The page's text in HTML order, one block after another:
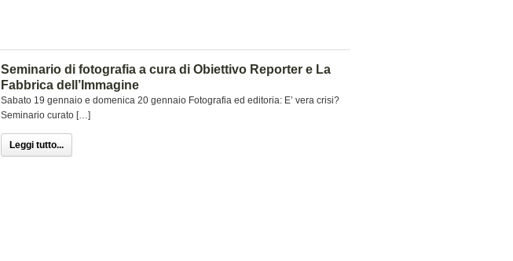
Seminario di fotografia a cura di Obiettivo Reporter e La
Fabbrica dell’Immagine
Sabato 19 gennaio e domenica 20 gennaio Fotografia ed editoria: E’ vera crisi?
Seminario curato […]
Leggi tutto...